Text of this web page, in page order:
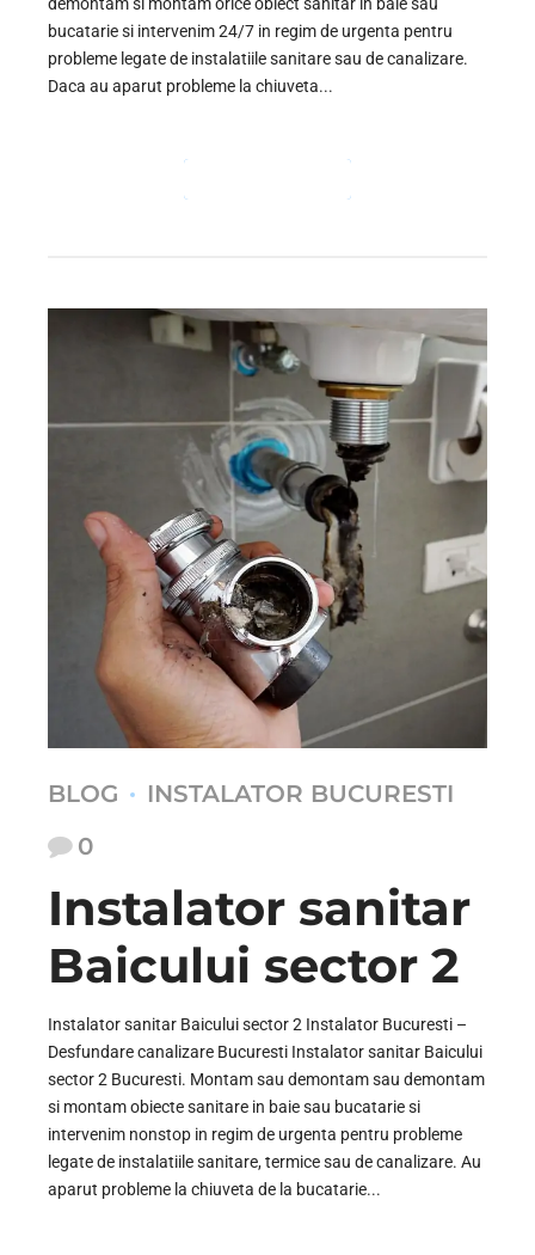
bucatarie si intervenim 24/7 in regim de urgenta pentru
probleme legate de instalatiile sanitare sau de canalizare.
Daca au aparut probleme la chiuveta...
BLOG
INSTALATOR BUCURESTI
0
Instalator sanitar
Baicului sector 2
Instalator sanitar Baicului sector 2 Instalator Bucuresti –
Desfundare canalizare Bucuresti Instalator sanitar Baicului
sector 2 Bucuresti. Montam sau demontam sau demontam
si montam obiecte sanitare in baie sau bucatarie si
intervenim nonstop in regim de urgenta pentru probleme
legate de instalatiile sanitare, termice sau de canalizare. Au
aparut probleme la chiuveta de la bucatarie...